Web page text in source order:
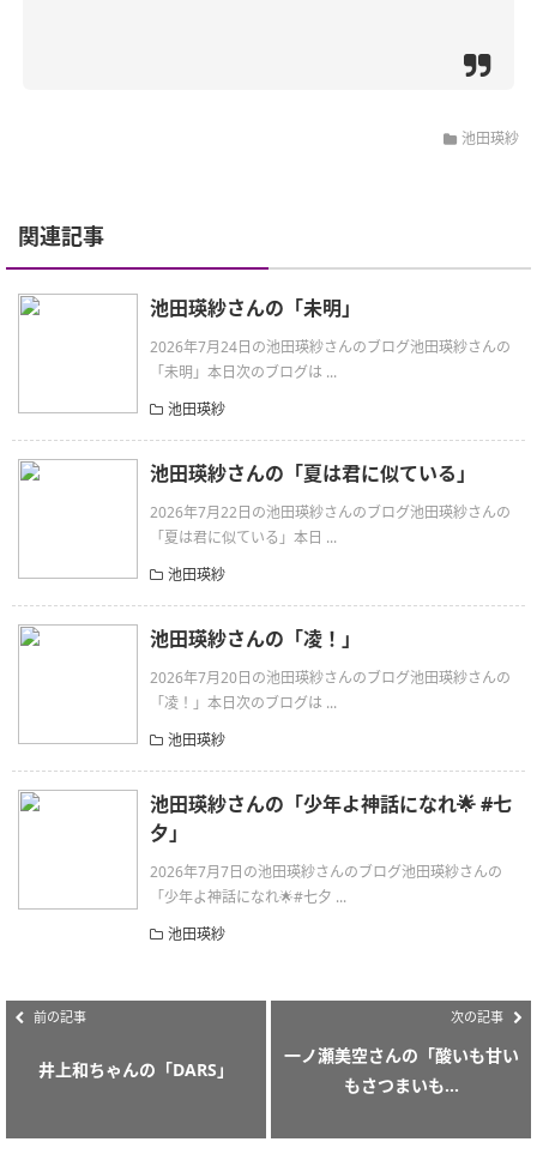
池田瑛紗
関連記事
池田瑛紗さんの「未明」
2026年7月24日の池田瑛紗さんのブログ池田瑛紗さんの
「未明」本日次のブログは ...
池田瑛紗
池田瑛紗さんの「夏は君に似ている」
2026年7月22日の池田瑛紗さんのブログ池田瑛紗さんの
「夏は君に似ている」本日 ...
池田瑛紗
池田瑛紗さんの「凌！」
2026年7月20日の池田瑛紗さんのブログ池田瑛紗さんの
「凌！」本日次のブログは ...
池田瑛紗
池田瑛紗さんの「少年よ神話になれ🌟 #七
夕」
2026年7月7日の池田瑛紗さんのブログ池田瑛紗さんの
「少年よ神話になれ🌟#七夕 ...
池田瑛紗
前の記事
井上和ちゃんの「DARS」
次の記事
一ノ瀬美空さんの「酸いも甘い
もさつまいも...